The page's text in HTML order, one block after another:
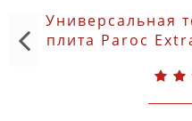
Универсальная
плита Paroc